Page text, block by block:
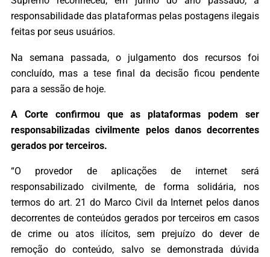
responsabilidade das plataformas pelas postagens ilegais
feitas por seus usuários.
Na semana passada, o julgamento dos recursos foi
concluído, mas a tese final da decisão ficou pendente
para a sessão de hoje.
A Corte confirmou que as plataformas podem ser
responsabilizadas civilmente pelos danos decorrentes
gerados por terceiros.
“O provedor de aplicações de internet será
responsabilizado civilmente, de forma solidária, nos
termos do art. 21 do Marco Civil da Internet pelos danos
decorrentes de conteúdos gerados por terceiros em casos
de crime ou atos ilícitos, sem prejuízo do dever de
remoção do conteúdo, salvo se demonstrada dúvida